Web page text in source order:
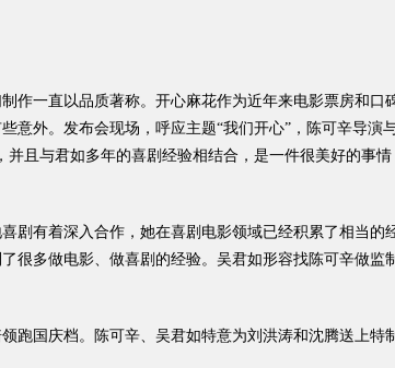
一直以品质著称。开心麻花作为近年来电影票房和口
外。发布会现场，呼应主题“我们开心”，陈可辛导演
且与君如多年的喜剧经验相结合，是一件很美好的事
有着深入合作，她在喜剧电影领域已经积累了相当的
多做电影、做喜剧的经验。吴君如形容找陈可辛做监
国庆档。陈可辛、吴君如特意为刘洪涛和沈腾送上特制